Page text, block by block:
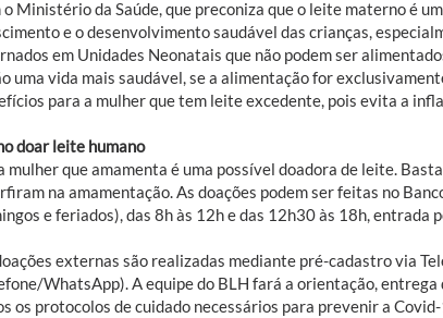
o Ministério da Saúde, que preconiza que o leite materno é
e o desenvolvimento saudável das crianças,
em Unidades Neonatais que não podem ser
uma vida mais saudável, se a alimentação for
para a mulher que tem leite excedente, pois evita a
doar leite humano
mulher que amamenta é uma possível doadora de leite.
na amamentação. As doações podem ser feitas no
e feriados), das 8h às 12h e das 12h30 às 18h, entrada
externas são realizadas mediante pré-cadastro via
WhatsApp). A equipe do BLH fará a orientação,
os protocolos de cuidado necessários para prevenir a